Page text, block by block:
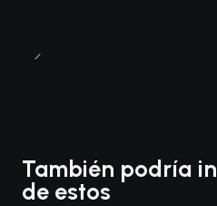
También podría
de estos